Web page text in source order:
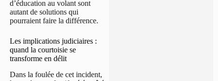
d’éducation au volant sont
autant de solutions qui
pourraient faire la différence.
Les implications judiciaires :
quand la courtoisie se
transforme en délit
Dans la foulée de cet incident,